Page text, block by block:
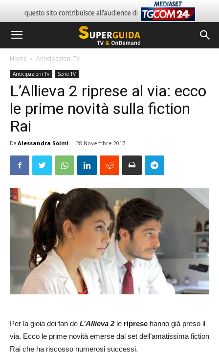
Home Anticipazioni Tv
Anticipazioni Tv Serie TV
L’Allieva 2 riprese al via: ecco
le prime novità sulla fiction
Rai
Da Alessandra Solmi - 28 Novembre 2017
Per la gioia dei fan de L’Allieva 2le riprese hanno già preso il
via. Ecco le prime novità emerse dal set dell’amatissima fiction
Rai che ha riscosso numerosi successi.